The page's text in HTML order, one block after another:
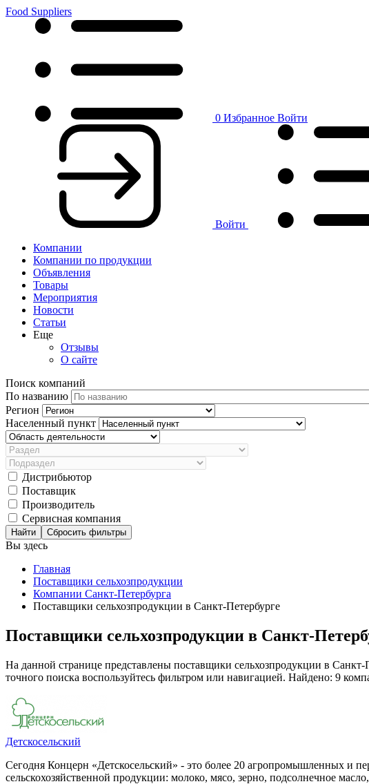
Food Suppliers
0 Избранное Войти
Войти
Компании
Компании по продукции
Объявления
Товары
Мероприятия
Новости
Статьи
Еще
Отзывы
О сайте
Поиск компаний
По названию
Регион
Населенный пункт
Дистрибьютор
Поставщик
Производитель
Сервисная компания
Сбросить фильтры
Вы здесь
Главная
Поставщики сельхозпродукции
Компании Санкт-Петербурга
Поставщики сельхозпродукции в Санкт-Петербурге
Поставщики сельхозпродукции в Санкт-
На данной странице представлены поставщики сельхозпродукции в
точного поиска воспользуйтесь фильтром или навигацией. Найдено: 9
Детскосельский
Сегодня Концерн «Детскосельский» - это более 20 агропромышленных и
сельскохозяйственной продукции: молоко, мясо, зерно, подсолнечное